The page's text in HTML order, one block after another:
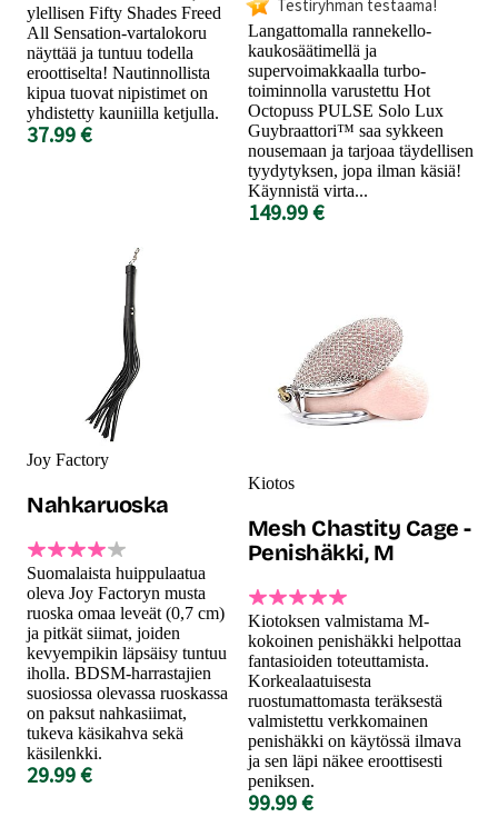
ylellisen Fifty Shades Freed
All Sensation-vartalokoru
näyttää ja tuntuu todella
eroottiselta! Nautinnollista
kipua tuovat nipistimet on
yhdistetty kauniilla ketjulla.
37.99 €
Testiryhmän testaama!
Langattomalla rannekello-
kaukosäätimellä ja
supervoimakkaalla turbo-
toiminnolla varustettu Hot
Octopuss PULSE Solo Lux
Guybraattori™ saa sykkeen
nousemaan ja tarjoaa täydellisen
tyydytyksen, jopa ilman käsiä!
Käynnistä virta...
149.99 €
Joy Factory
Nahkaruoska
Suomalaista huippulaatua
oleva Joy Factoryn musta
ruoska omaa leveät (0,7 cm)
ja pitkät siimat, joiden
kevyempikin läpsäisy tuntuu
iholla. BDSM-harrastajien
suosiossa olevassa ruoskassa
on paksut nahkasiimat,
tukeva käsikahva sekä
käsilenkki.
29.99 €
Kiotos
Mesh Chastity Cage -
Penishäkki, M
Kiotoksen valmistama M-
kokoinen penishäkki helpottaa
fantasioiden toteuttamista.
Korkealaatuisesta
ruostumattomasta teräksestä
valmistettu verkkomainen
penishäkki on käytössä ilmava
ja sen läpi näkee eroottisesti
peniksen.
99.99 €